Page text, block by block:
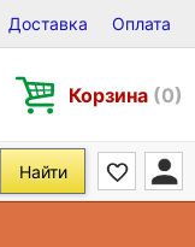
CD и DVD
Доставка Оплата
Корзина (0)
Найти